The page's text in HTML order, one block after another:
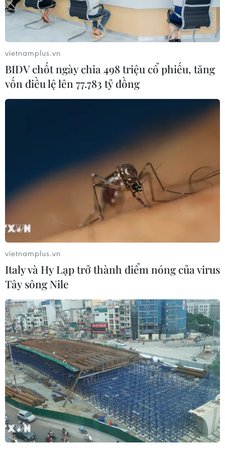
Nghệ An: Tiềm ẩn nguy sạt lở, đá
lăn tại núi Mộ Dạ đoạn qua eo biển Cửa
24/06/2025 09:49
Đoạn đường chạy men theo eo biển Cửa Hiền nằm
dưới chân núi Mộ Dạ với vách taluy dương khá cao,
tiềm ẩn nguy cơ sạt lở, đá lăn gây mất an toàn cho
người và phương tiện lưu thông qua lại.
Nguy cơ lũ quét, sạt lở ở bốn tỉnh, thành
phố Bắc Bộ và Trung Bộ
vietnamplus.vn
BIDV chốt ngày chia 498 triệu cổ phiếu, tăng
vốn điều lệ lên 77.783 tỷ đồng
vietnamplus.vn
Italy và Hy Lạp trở thành điểm nóng của virus
Tây sông Nile